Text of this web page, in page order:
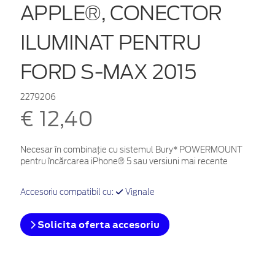
APPLE®, CONECTOR
ILUMINAT PENTRU
FORD S-MAX 2015
2279206
€ 12,40
Necesar în combinație cu sistemul Bury* POWERMOUNT
pentru încărcarea iPhone® 5 sau versiuni mai recente
Accesoriu compatibil cu: Vignale
Solicita oferta accesoriu